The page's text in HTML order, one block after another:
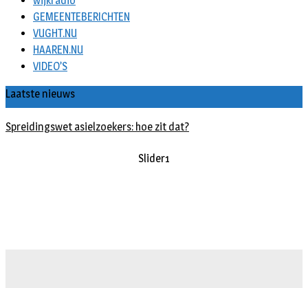
GEMEENTEBERICHTEN
VUGHT.NU
HAAREN.NU
VIDEO’S
Laatste nieuws
Spreidingswet asielzoekers: hoe zit dat?
slider2